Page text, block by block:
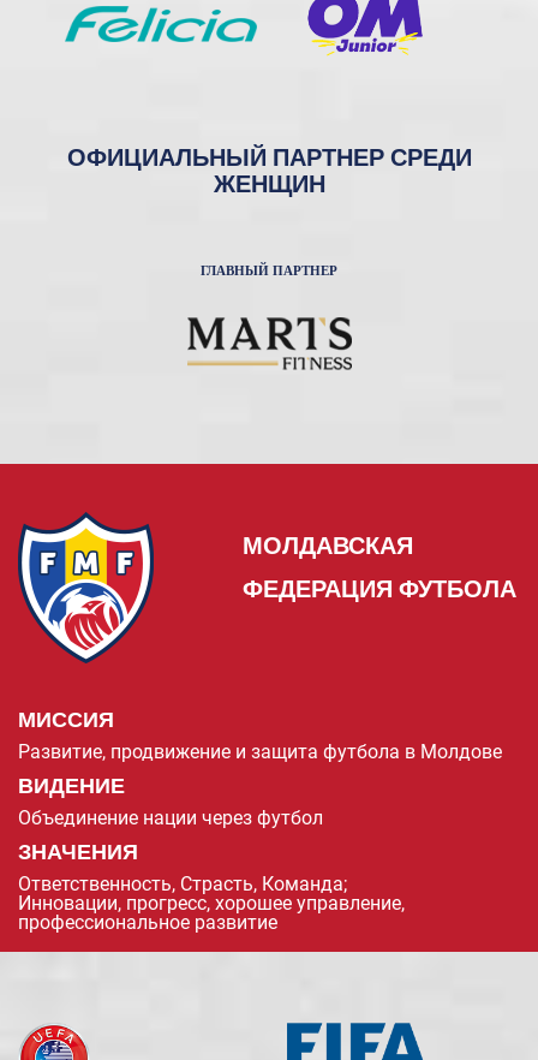
ОФИЦИАЛЬНЫЙ ПАРТНЕР СРЕДИ
ЖЕНЩИН
ГЛАВНЫЙ ПАРТНЕР
МОЛДАВСКАЯ
ФЕДЕРАЦИЯ ФУТБОЛА
МИССИЯ
Развитие, продвижение и защита футбола в Молдове
ВИДЕНИЕ
Объединение нации через футбол
ЗНАЧЕНИЯ
Ответственность, Страсть, Команда;
Инновации, прогресс, хорошее управление,
профессиональное развитие